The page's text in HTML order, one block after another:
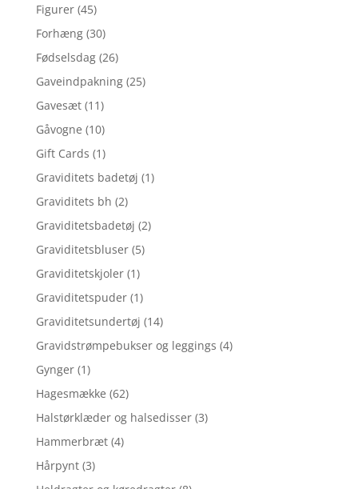
Figurer (45)
Forhæng (30)
Fødselsdag (26)
Gaveindpakning (25)
Gavesæt (11)
Gåvogne (10)
Gift Cards (1)
Graviditets badetøj (1)
Graviditets bh (2)
Graviditetsbadetøj (2)
Graviditetsbluser (5)
Graviditetskjoler (1)
Graviditetspuder (1)
Graviditetsundertøj (14)
Gravidstrømpebukser og leggings (4)
Gynger (1)
Hagesmække (62)
Halstørklæder og halsedisser (3)
Hammerbræt (4)
Hårpynt (3)